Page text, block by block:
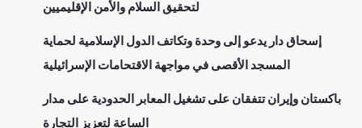
لتحقيق السلام والأمن الإقليميين
إسحاق دار يدعو إلى وحدة وتكاتف الدول الإسلامية لحماية
المسجد الأقصى في مواجهة الاقتحامات الإسرائيلية
باكستان وإيران تتفقان على تشغيل المعابر الحدودية على مدار
الساعة لتعزيز التجارة